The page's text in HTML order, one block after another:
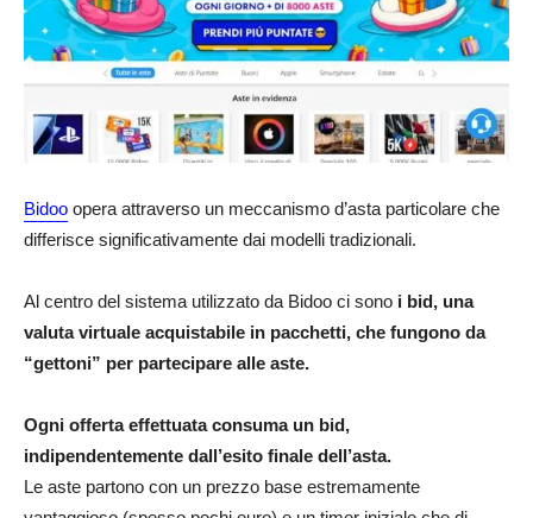
Bidoo opera attraverso un meccanismo d’asta particolare che
differisce significativamente dai modelli tradizionali.
Al centro del sistema utilizzato da Bidoo ci sono i bid, una
valuta virtuale acquistabile in pacchetti, che fungono da
“gettoni” per partecipare alle aste.
Ogni offerta effettuata consuma un bid,
indipendentemente dall’esito finale dell’asta.
Le aste partono con un prezzo base estremamente